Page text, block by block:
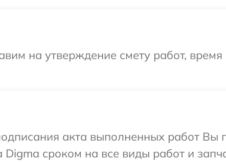
на утверждение смету работ,
акта выполненных работ Вы
сроком на все виды работ и